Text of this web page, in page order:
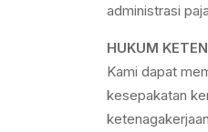
administrasi
HUKUM
Kami dapat
kesepakatan